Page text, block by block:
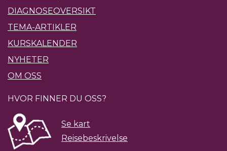
DIAGNOSEOVERSIKT
TEMA-ARTIKLER
KURSKALENDER
NYHETER
OM OSS
HVOR FINNER DU OSS?
Se kart
Reisebeskrivelse